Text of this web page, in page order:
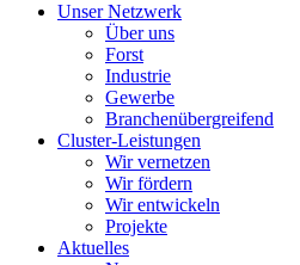
Unser Netzwerk
Über uns
Forst
Industrie
Gewerbe
Branchenübergreifend
Cluster-Leistungen
Wir vernetzen
Wir fördern
Wir entwickeln
Projekte
Aktuelles